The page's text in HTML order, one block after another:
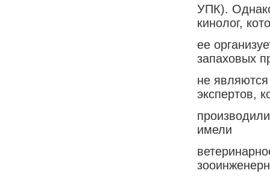
УПК).
кинолог,
ее
запаховых
не
экспертов,
имели